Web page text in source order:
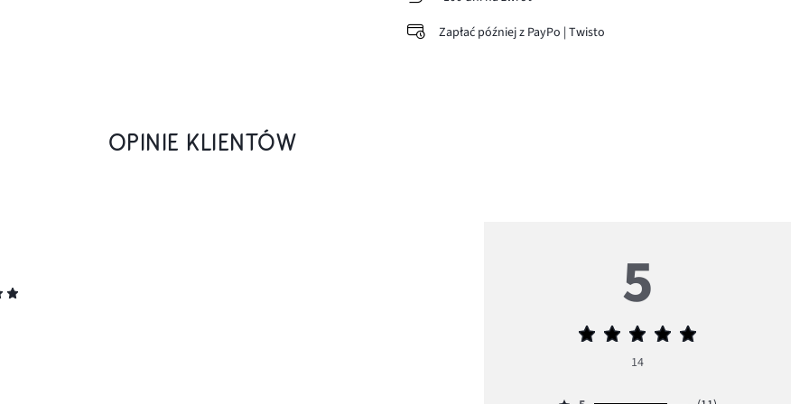
Zapłać później z PayPo | Twisto
OPINIE KLIENTÓW
5
Średnia
5
14